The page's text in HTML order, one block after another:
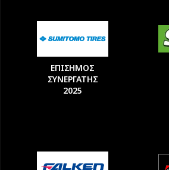
ΕΠΙΣΗΜΟΣ
ΣΥΝΕΡΓΑΤΗΣ
2025